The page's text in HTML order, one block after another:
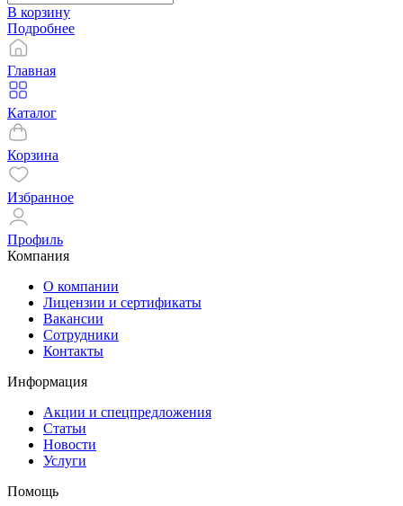
В корзину
Подробнее
Главная
Каталог
Корзина
Избранное
Профиль
Компания
О компании
Лицензии и сертификаты
Вакансии
Сотрудники
Контакты
Информация
Акции и спецпредложения
Статьи
Новости
Услуги
Помощь